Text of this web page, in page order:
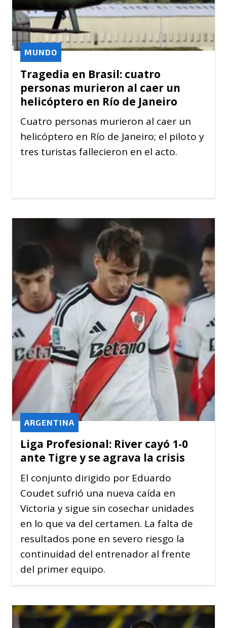
Tragedia en Brasil: cuatro
personas murieron al caer un
helicóptero en Río de Janeiro
MUNDO
Cuatro personas murieron al caer un
helicóptero en Río de Janeiro; el piloto y
tres turistas fallecieron en el acto.
Liga Profesional: River cayó 1-0
ante Tigre y se agrava la crisis
ARGENTINA
El conjunto dirigido por Eduardo
Coudet sufrió una nueva caída en
Victoria y sigue sin cosechar unidades
en lo que va del certamen. La falta de
resultados pone en severo riesgo la
continuidad del entrenador al frente
del primer equipo.